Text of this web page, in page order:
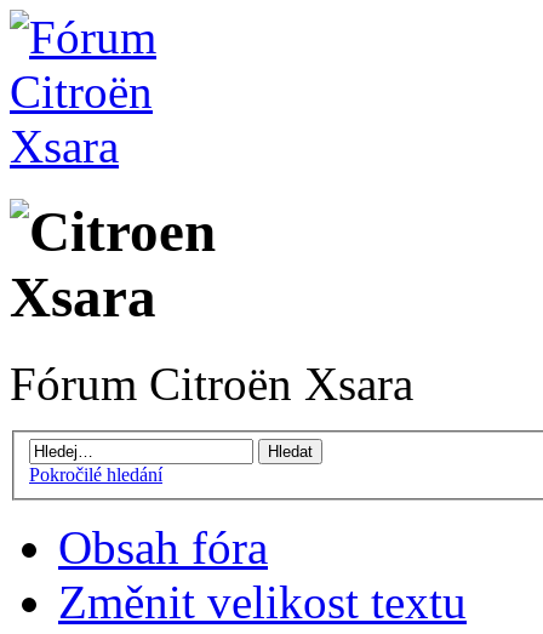
Fórum Citroën Xsara
Pokročilé hledání
Obsah fóra
Změnit velikost textu